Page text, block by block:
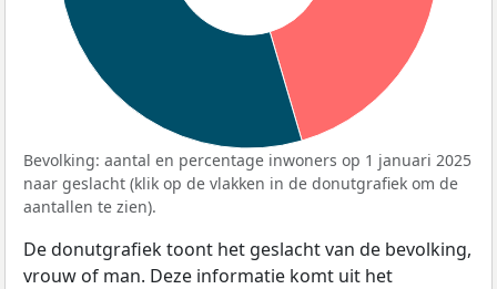
Bevolking: aantal en percentage inwoners op 1 januari 2025
naar geslacht (klik op de vlakken in de donutgrafiek om de
aantallen te zien).
De donutgrafiek toont het geslacht van de bevolking,
vrouw of man. Deze informatie komt uit het